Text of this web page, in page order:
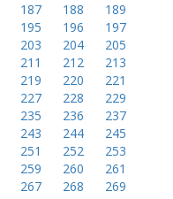
187 188
189
195 196
197
203 204
205
211 212
213
219 220
221
227 228
229
235 236
237
243 244
245
251 252
253
259 260
261
267 268
269